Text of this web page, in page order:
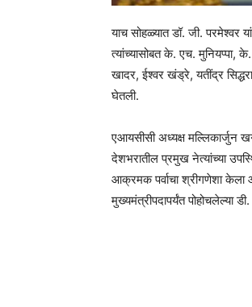
याच सोहळ्यात डॉ. जी. परमेश्वर
त्यांच्यासोबत के. एच. मुनियप्पा,
खादर, ईश्वर खंड्रे, यतींद्र
घेतली.
एआयसीसी अध्यक्ष मल्लिकार्जुन
देशभरातील प्रमुख नेत्यांच्या
आक्रमक पर्वाचा श्रीगणेशा केला
मुख्यमंत्रीपदापर्यंत पोहोचलेल्या